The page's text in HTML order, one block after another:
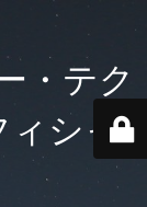
・テク
ィシャ